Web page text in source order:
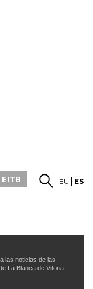
EITB EU ES
las noticias de las
La Blanca de Vitoria